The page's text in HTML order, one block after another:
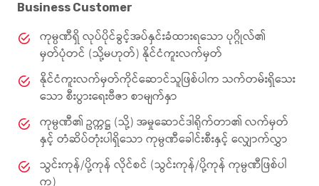
Business Customer
ကုမ္ပဏီရှိ လုပ်ပိုင်ခွင့်အပ်နှင်းခံထားရသော ပုဂ္ဂိုလ်၏
မှတ်ပုံတင် (သို့မဟုတ်) နိုင်ငံကူးလက်မှတ်
နိုင်ငံကူးလက်မှတ်ကိုင်ဆောင်သူဖြစ်ပါက သက်တမ်းရှိသေး
သော စီးပွားရေးဗီဇာ စာမျက်နှာ
ကုမ္ပဏီ၏ ဥက္ကဋ္ဌ (သို့) အမှုဆောင်ဒါရိုက်တာ၏ လက်မှတ်
နှင့် တံဆိပ်တုံးပါရှိသော ကုမ္ပဏီခေါင်းစီးနှင့် လျှောက်လွှာ
သွင်းကုန်/ပို့ကုန် လိုင်စင် (သွင်းကုန်/ပို့ကုန် ကုမ္ပဏီဖြစ်ပါ